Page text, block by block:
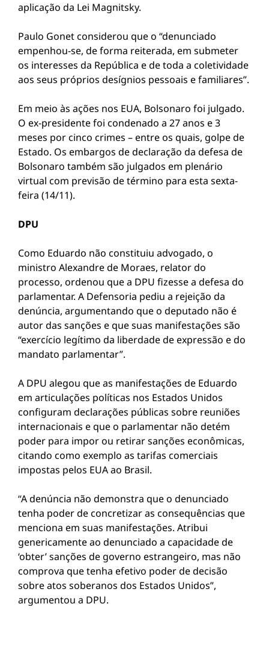
aplicação da Lei Magnitsky.
Paulo Gonet considerou que o “denunciado
empenhou-se, de forma reiterada, em submeter
os interesses da República e de toda a coletividade
aos seus próprios desígnios pessoais e familiares”.
Em meio às ações nos EUA, Bolsonaro foi julgado.
O ex-presidente foi condenado a 27 anos e 3
meses por cinco crimes – entre os quais, golpe de
Estado. Os embargos de declaração da defesa de
Bolsonaro também são julgados em plenário
virtual com previsão de término para esta sexta-
feira (14/11).
DPU
Como Eduardo não constituiu advogado, o
ministro Alexandre de Moraes, relator do
processo, ordenou que a DPU fizesse a defesa do
parlamentar. A Defensoria pediu a rejeição da
denúncia, argumentando que o deputado não é
autor das sanções e que suas manifestações são
“exercício legítimo da liberdade de expressão e do
mandato parlamentar”.
A DPU alegou que as manifestações de Eduardo
em articulações políticas nos Estados Unidos
configuram declarações públicas sobre reuniões
internacionais e que o parlamentar não detém
poder para impor ou retirar sanções econômicas,
citando como exemplo as tarifas comerciais
impostas pelos EUA ao Brasil.
“A denúncia não demonstra que o denunciado
tenha poder de concretizar as consequências que
menciona em suas manifestações. Atribui
genericamente ao denunciado a capacidade de
‘obter’ sanções de governo estrangeiro, mas não
comprova que tenha efetivo poder de decisão
sobre atos soberanos dos Estados Unidos”,
argumentou a DPU.